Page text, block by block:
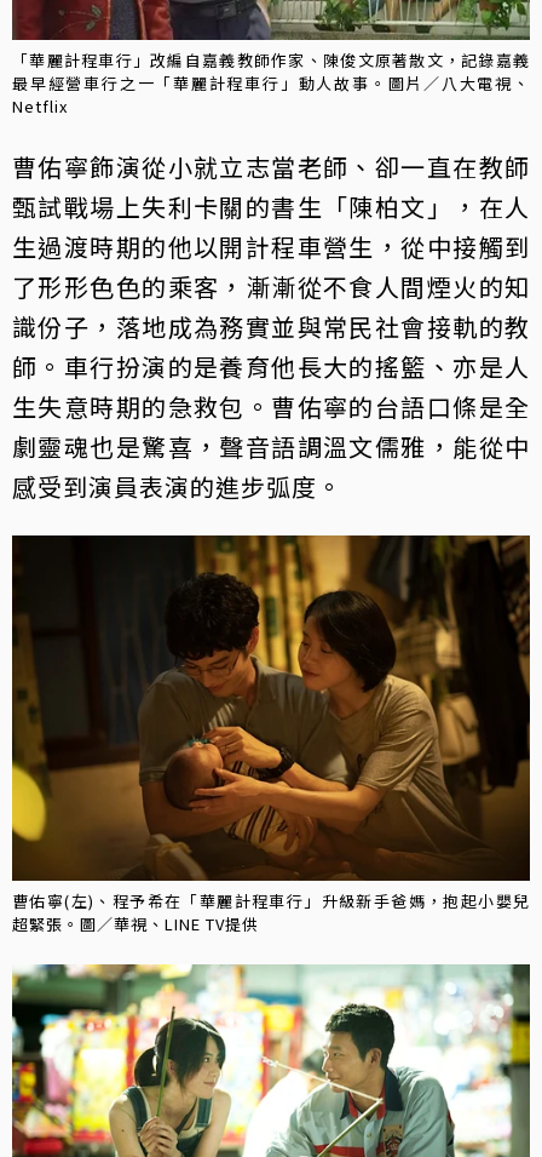
「華麗計程車行」改編自嘉義教師作家、陳俊文原著散文，記錄嘉義
最早經營車行之一「華麗計程車行」動人故事。圖片／八大電視、
Netflix
曹佑寧飾演從小就立志當老師、卻一直在教師
甄試戰場上失利卡關的書生「陳柏文」，在人
生過渡時期的他以開計程車營生，從中接觸到
了形形色色的乘客，漸漸從不食人間煙火的知
識份子，落地成為務實並與常民社會接軌的教
師。車行扮演的是養育他長大的搖籃、亦是人
生失意時期的急救包。曹佑寧的台語口條是全
劇靈魂也是驚喜，聲音語調溫文儒雅，能從中
感受到演員表演的進步弧度。
曹佑寧(左)、程予希在「華麗計程車行」升級新手爸媽，抱起小嬰兒
超緊張。圖／華視、LINE TV提供